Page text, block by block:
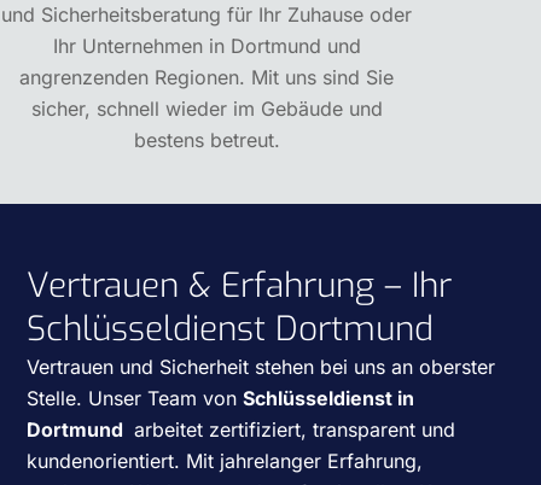
und Sicherheitsberatung für Ihr Zuhause oder
Ihr Unternehmen in Dortmund und
angrenzenden Regionen. Mit uns sind Sie
sicher, schnell wieder im Gebäude und
bestens betreut.
Vertrauen & Erfahrung – Ihr
Schlüsseldienst Dortmund
Vertrauen und Sicherheit stehen bei uns an oberster
Stelle. Unser Team von Schlüsseldienst in
Dortmund arbeitet zertifiziert, transparent und
kundenorientiert. Mit jahrelanger Erfahrung,